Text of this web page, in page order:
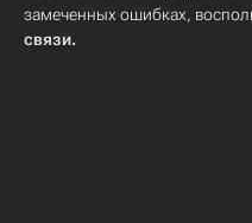
замеченных ошибках,
связи.